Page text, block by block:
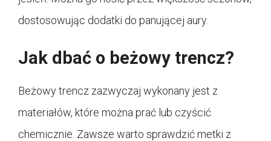
dostosowując dodatki do panującej aury.
Jak dbać o beżowy trencz?
Beżowy trencz zazwyczaj wykonany jest z
materiałów, które można prać lub czyścić
chemicznie. Zawsze warto sprawdzić metki z